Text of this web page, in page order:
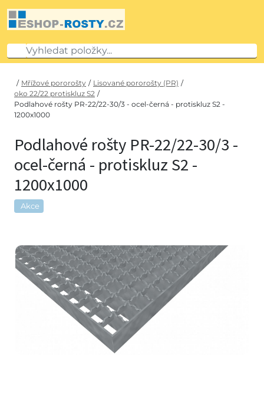
/ Mřížové pororošty / Lisované pororošty (PR) /
oko 22/22 protiskluz S2 /
Podlahové rošty PR-22/22-30/3 - ocel-černá - protiskluz S2 -
1200x1000
Podlahové rošty PR-22/22-30/3 -
ocel-černá - protiskluz S2 -
1200x1000
Akce